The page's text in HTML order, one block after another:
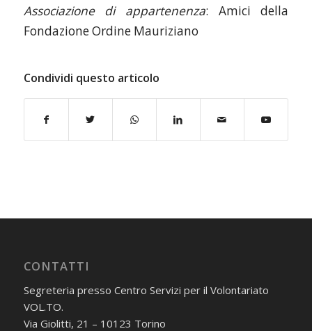
Associazione di appartenenza: Amici della
Fondazione Ordine Mauriziano
Condividi questo articolo
CONTATTI
Segreteria presso Centro Servizi per il Volontariato
VOL.TO.
Via Giolitti, 21 – 10123 Torino